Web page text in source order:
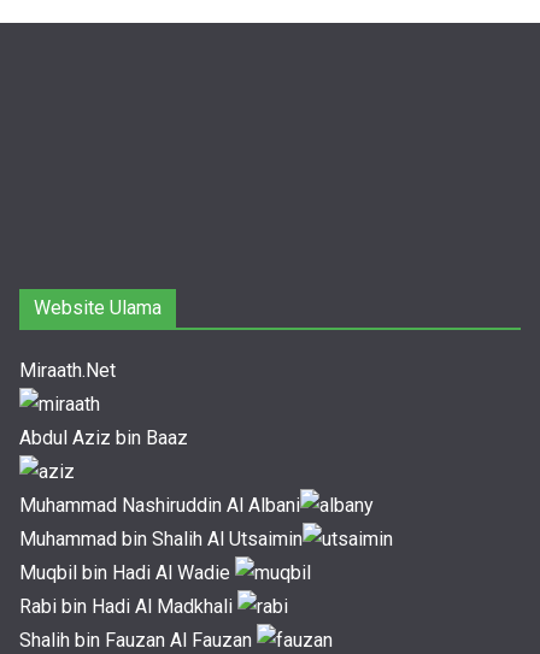
Website Ulama
Miraath.Net
Abdul Aziz bin Baaz
Muhammad Nashiruddin Al Albani
Muhammad bin Shalih Al Utsaimin
Muqbil bin Hadi Al Wadie
Rabi bin Hadi Al Madkhali
Shalih bin Fauzan Al Fauzan